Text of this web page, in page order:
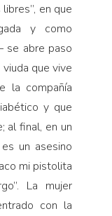
en que
y como
se abre paso
que vive
la compañía
y que
al final, en un
un asesino
mi pistolita
La mujer
con la